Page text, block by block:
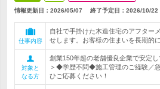
情報更新日：2026/05/07 終了予定日： 2026/10/22
仕事内容
自社で手掛けた木造住宅のアフター
せします。お客様の住まいを長期的
対象と
なる方
創業150年超の老舗優良企業で安定
＞◆学歴不問◆施工管理のご経験／
ひご応募ください！